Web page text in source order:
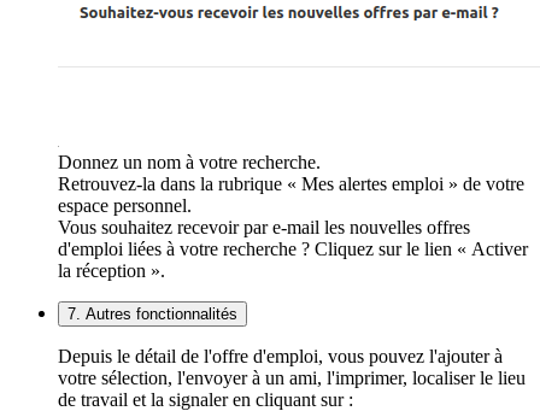
Donnez un nom à votre recherche.
Retrouvez-la dans la rubrique « Mes alertes emploi » de votre
espace personnel.
Vous souhaitez recevoir par e-mail les nouvelles offres
d'emploi liées à votre recherche ? Cliquez sur le lien « Activer
la réception ».
7. Autres fonctionnalités
Depuis le détail de l'offre d'emploi, vous pouvez l'ajouter à
votre sélection, l'envoyer à un ami, l'imprimer, localiser le lieu
de travail et la signaler en cliquant sur :